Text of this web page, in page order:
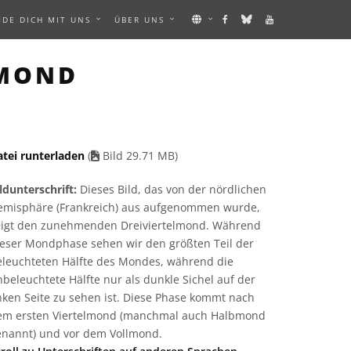
DICH MIT UNS ÜBER UNS
runterladen ( Bild 29.71 MB)
Dieses Bild, das von der nördlichen
(Frankreich) aus aufgenommen wurde,
den zunehmenden Dreiviertelmond. Während
Mondphase sehen wir den größten Teil der
Hälfte des Mondes, während die
Hälfte nur als dunkle Sichel auf der
Seite zu sehen ist. Diese Phase kommt nach
ersten Viertelmond (manchmal auch Halbmond
und vor dem Vollmond.